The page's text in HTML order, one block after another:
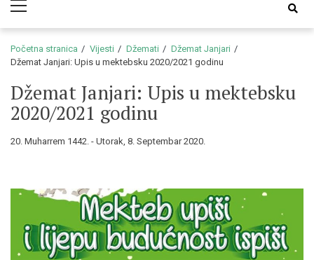
zajednice Bijeljina
Menu
Početna stranica Vijesti Džemati
Džemat Janjari
Džemat Janjari: Upis u mektebsku 2020/2021 godinu
Džemat Janjari: Upis u mektebsku
2020/2021 godinu
20. Muharrem 1442. - Utorak, 8. Septembar 2020.